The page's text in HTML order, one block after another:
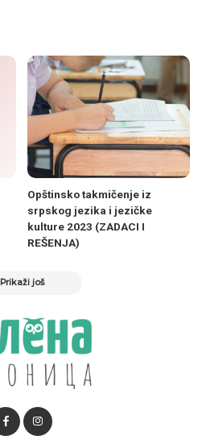
Opštinsko takmičenje iz
srpskog jezika i jezičke
kulture 2023 (ZADACI I
REŠENJA)
Prikaži još